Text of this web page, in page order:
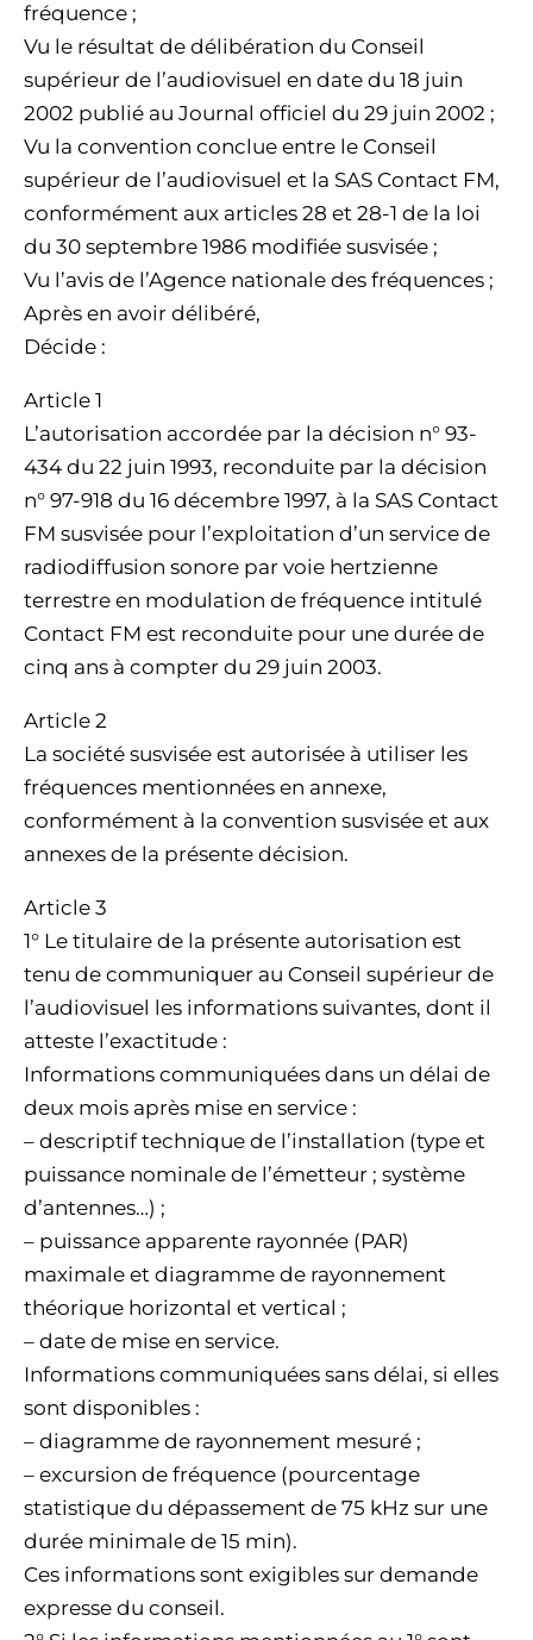
fréquence ;
Vu le résultat de délibération du Conseil
supérieur de l’audiovisuel en date du 18 juin
2002 publié au Journal officiel du 29 juin 2002 ;
Vu la convention conclue entre le Conseil
supérieur de l’audiovisuel et la SAS Contact FM,
conformément aux articles 28 et 28-1 de la loi
du 30 septembre 1986 modifiée susvisée ;
Vu l’avis de l’Agence nationale des fréquences ;
Après en avoir délibéré,
Décide :
Article 1
L’autorisation accordée par la décision n° 93-
434 du 22 juin 1993, reconduite par la décision
n° 97-918 du 16 décembre 1997, à la SAS Contact
FM susvisée pour l’exploitation d’un service de
radiodiffusion sonore par voie hertzienne
terrestre en modulation de fréquence intitulé
Contact FM est reconduite pour une durée de
cinq ans à compter du 29 juin 2003.
Article 2
La société susvisée est autorisée à utiliser les
fréquences mentionnées en annexe,
conformément à la convention susvisée et aux
annexes de la présente décision.
Article 3
1° Le titulaire de la présente autorisation est
tenu de communiquer au Conseil supérieur de
l’audiovisuel les informations suivantes, dont il
atteste l’exactitude :
Informations communiquées dans un délai de
deux mois après mise en service :
– descriptif technique de l’installation (type et
puissance nominale de l’émetteur ; système
d’antennes…) ;
– puissance apparente rayonnée (PAR)
maximale et diagramme de rayonnement
théorique horizontal et vertical ;
– date de mise en service.
Informations communiquées sans délai, si elles
sont disponibles :
– diagramme de rayonnement mesuré ;
– excursion de fréquence (pourcentage
statistique du dépassement de 75 kHz sur une
durée minimale de 15 min).
Ces informations sont exigibles sur demande
expresse du conseil.